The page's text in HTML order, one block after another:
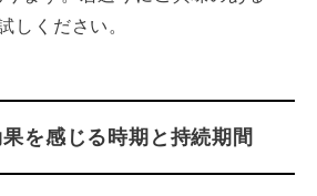
しください。
を感じる時期と持続期間